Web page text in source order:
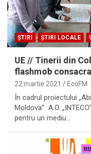
ȘTIRI ȘTIRI LOCALE
UE // Tinerii din
flashmob
22 martie 2021 EcoFM
În cadrul proiectului
Moldova” A.O.
pentru un mediu…